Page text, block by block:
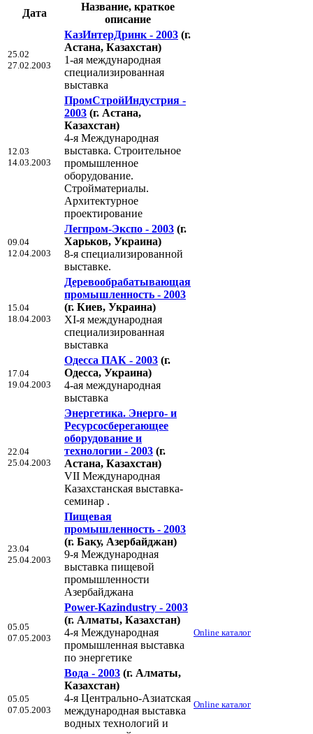
Дата
Название, краткое
описание
25.02
27.02.2003
КазИнтерДринк - 2003 (г.
Астана, Казахстан)
1-ая международная
специализированная
выставка
12.03
14.03.2003
ПромСтройИндустрия -
2003 (г. Астана,
Казахстан)
4-я Международная
выставка. Строительное
промышленное
оборудование.
Стройматериалы.
Архитектурное
проектирование
09.04
12.04.2003
Легпром-Экспо - 2003 (г.
Харьков, Украина)
8-я специализированной
выставке.
15.04
18.04.2003
Деревообрабатывающая
промышленность - 2003
(г. Киев, Украина)
XI-я международная
специализированная
выставка
17.04
19.04.2003
Одесса ПАК - 2003 (г.
Одесса, Украина)
4-ая международная
выставка
22.04
25.04.2003
Энергетика. Энерго- и
Ресурсосберегающее
оборудование и
технологии - 2003 (г.
Астана, Казахстан)
VII Международная
Казахстанская выставка-
семинар .
23.04
25.04.2003
Пищевая
промышленность - 2003
(г. Баку, Азербайджан)
9-я Международная
выставка пищевой
промышленности
Азербайджана
05.05
07.05.2003
Power-Kazindustry - 2003
(г. Алматы, Казахстан)
4-я Международная
промышленная выставка
по энергетике
Online каталог
05.05
07.05.2003
Вода - 2003 (г. Алматы,
Казахстан)
4-я Центрально-Aзиатская
международная выставка
водных технологий и
Online каталог